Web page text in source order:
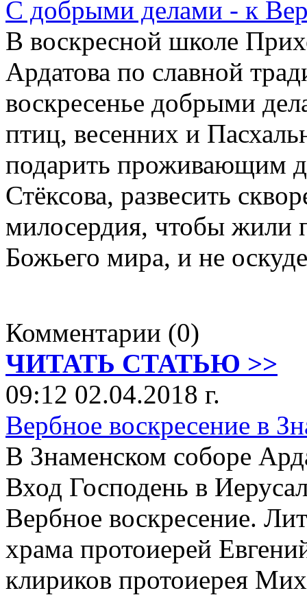
С добрыми делами - к
В воскресной школе
Ардатова по славной
воскресенье добрыми
птиц, весенних и
подарить проживающим
Стёксова, развесить
милосердия, чтобы жили
Божьего мира, и не
Комментарии (0)
ЧИТАТЬ СТАТЬЮ >>
09:12 02.04.2018 г.
Вербное воскресение в
В Знаменском соборе
Вход Господень в
Вербное воскресение.
храма протоиерей
клириков протоиерея